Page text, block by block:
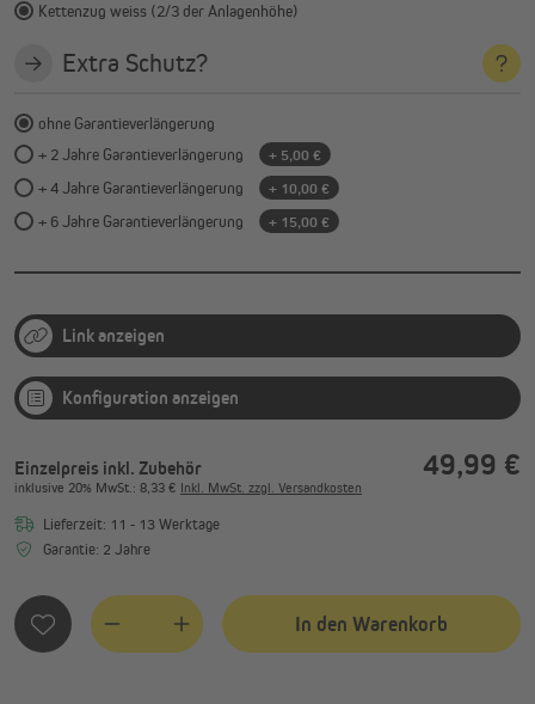
Kettenzug weiss (2/3 der Anlagenhöhe)
Extra Schutz?
ohne Garantieverlängerung
+ 2 Jahre Garantieverlängerung
+ 5,00 €
+ 4 Jahre Garantieverlängerung + 10,00 €
+ 6 Jahre Garantieverlängerung + 15,00 €
Link anzeigen
Konfiguration anzeigen
Einzelpreis inkl. Zubehör
inklusive 20% MwSt.: 8,33 € Inkl. MwSt. zzgl. Versandkosten
Lieferzeit: 11 - 13 Werktage
Garantie: 2 Jahre
49,99 €
In den Warenkorb